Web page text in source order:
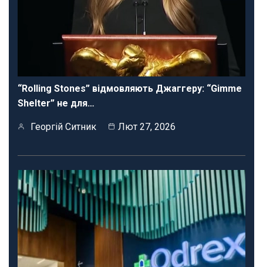
“Rolling Stones” відмовляють Джаггеру: “Gimme
Shelter” не для…
Георгій Ситник Лют 27, 2026